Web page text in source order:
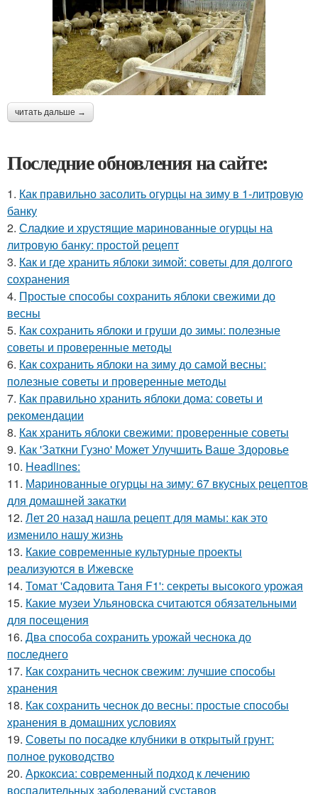
читать дальше →
Последние обновления на сайте:
1. Как правильно засолить огурцы на зиму в 1-литровую
банку
2. Сладкие и хрустящие маринованные огурцы на
литровую банку: простой рецепт
3. Как и где хранить яблоки зимой: советы для долгого
сохранения
4. Простые способы сохранить яблоки свежими до
весны
5. Как сохранить яблоки и груши до зимы: полезные
советы и проверенные методы
6. Как сохранить яблоки на зиму до самой весны:
полезные советы и проверенные методы
7. Как правильно хранить яблоки дома: советы и
рекомендации
8. Как хранить яблоки свежими: проверенные советы
9. Как 'Заткни Гузно' Может Улучшить Ваше Здоровье
10. Headlines:
11. Маринованные огурцы на зиму: 67 вкусных рецептов
для домашней закатки
12. Лет 20 назад нашла рецепт для мамы: как это
изменило нашу жизнь
13. Какие современные культурные проекты
реализуются в Ижевске
14. Томат 'Садовита Таня F1': секреты высокого урожая
15. Какие музеи Ульяновска считаются обязательными
для посещения
16. Два способа сохранить урожай чеснока до
последнего
17. Как сохранить чеснок свежим: лучшие способы
хранения
18. Как сохранить чеснок до весны: простые способы
хранения в домашних условиях
19. Советы по посадке клубники в открытый грунт:
полное руководство
20. Аркоксиа: современный подход к лечению
воспалительных заболеваний суставов